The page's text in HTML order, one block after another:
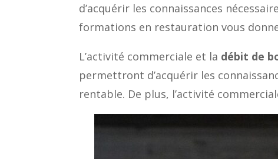
d’acquérir les connaissances
formations en restauration vous
L’activité commerciale et la débit de
permettront d’acquérir les
rentable. De plus, l’activité